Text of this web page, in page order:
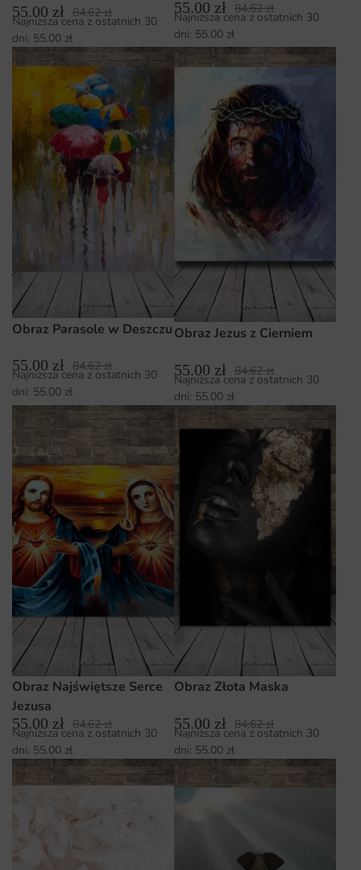
55.00 zł 84.62zł
Najniższa cena z ostatnich 30
dni: 55.00 zł
55.00 zł 84.62zł
Najniższa cena z ostatnich 30
dni: 55.00 zł
Obraz Parasole w Deszczu
55.00 zł 84.62zł
Najniższa cena z ostatnich 30
dni: 55.00 zł
Obraz Jezus z Cierniem
55.00 zł 84.62zł
Najniższa cena z ostatnich 30
dni: 55.00 zł
Obraz Najświętsze Serce
Jezusa
55.00 zł 84.62zł
Najniższa cena z ostatnich 30
dni: 55.00 zł
Obraz Złota Maska
55.00 zł 84.62zł
Najniższa cena z ostatnich 30
dni: 55.00 zł